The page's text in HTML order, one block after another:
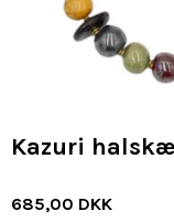
Kazuri
685,00 DKK